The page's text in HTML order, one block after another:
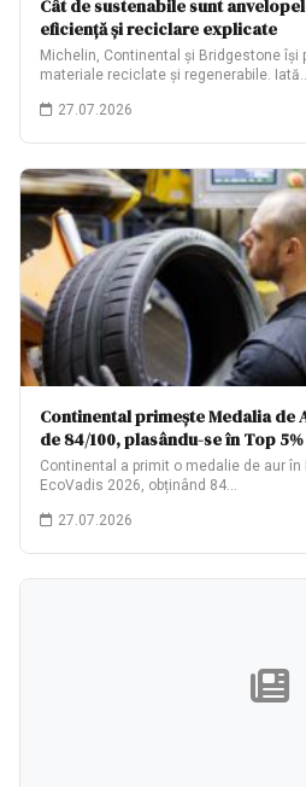
Cât de sustenabile sunt
eficiență și reciclare explicate
Michelin, Continental și Bridgestone
materiale reciclate și regenerabile.
27.07.2026
Continental primește Medalia de
de 84/100, plasându-se în Top
Continental a primit o medalie de aur
EcoVadis 2026, obținând 84…
27.07.2026